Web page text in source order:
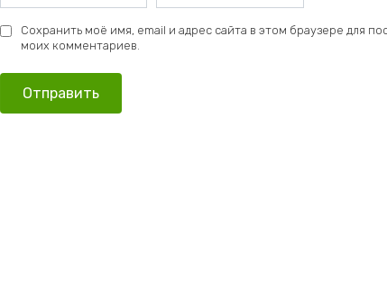
Сохранить моё имя, email и адрес сайта в этом браузере для
моих комментариев.